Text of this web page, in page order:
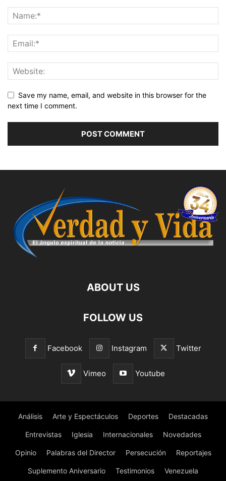
Save my name, email, and website in this browser for the
next time I comment.
ABOUT US
FOLLOW US
Facebook Instagram Twitter
Vimeo Youtube
Análisis Arte y Espectáculos Deportes Destacadas
Entrevistas Iglesia Internacionales Novedades
Opinio Palabras del Director Persecución Reportajes
Suplemento Aniversario Testimonios Venezuela